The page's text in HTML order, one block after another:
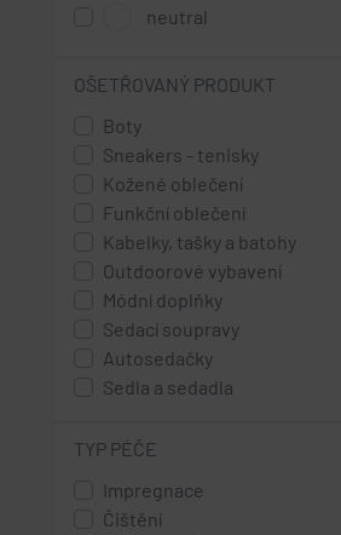
neutral
OŠETŘOVANÝ PRODUKT
Boty
Sneakers - tenisky
Kožené oblečení
Funkční oblečení
Kabelky, tašky a batohy
Outdoorové vybavení
Módní doplňky
Sedací soupravy
Autosedačky
Sedla a sedadla
TYP PÉČE
Impregnace
Čištění